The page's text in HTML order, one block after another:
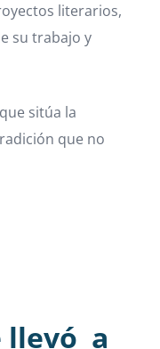
literarios,
su trabajo y
sitúa la
que no
llevó a